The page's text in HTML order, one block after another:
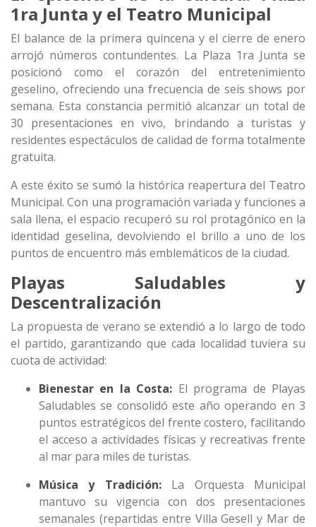
1ra Junta y el Teatro Municipal
El balance de la primera quincena y el cierre de enero
arrojó números contundentes. La Plaza 1ra Junta se
posicionó como el corazón del entretenimiento
geselino, ofreciendo una frecuencia de seis shows por
semana. Esta constancia permitió alcanzar un total de
30 presentaciones en vivo, brindando a turistas y
residentes espectáculos de calidad de forma totalmente
gratuita.
A este éxito se sumó la histórica reapertura del Teatro
Municipal. Con una programación variada y funciones a
sala llena, el espacio recuperó su rol protagónico en la
identidad geselina, devolviendo el brillo a uno de los
puntos de encuentro más emblemáticos de la ciudad.
Playas Saludables y
Descentralización
La propuesta de verano se extendió a lo largo de todo
el partido, garantizando que cada localidad tuviera su
cuota de actividad:
Bienestar en la Costa: El programa de Playas
Saludables se consolidó este año operando en 3
puntos estratégicos del frente costero, facilitando
el acceso a actividades físicas y recreativas frente
al mar para miles de turistas.
Música y Tradición:La Orquesta Municipal
mantuvo su vigencia con dos presentaciones
semanales (repartidas entre Villa Gesell y Mar de